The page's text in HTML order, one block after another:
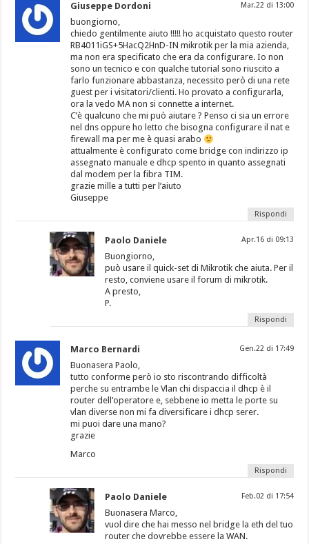
Giuseppe Dordoni Mar.22 di 13:00
buongiorno,
chiedo gentilmente aiuto !!!!! ho acquistato questo router
RB4011iGS+5HacQ2HnD-IN mikrotik per la mia azienda,
ma non era specificato che era da configurare. Io non
sono un tecnico e con qualche tutorial sono riuscito a
farlo funzionare abbastanza, necessito però di una rete
guest per i visitatori/clienti. Ho provato a configurarla,
ora la vedo MA non si connette a internet.
C’è qualcuno che mi può aiutare ? Penso ci sia un errore
nel dns oppure ho letto che bisogna configurare il nat e
firewall ma per me è quasi arabo
attualmente è configurato come bridge con indirizzo ip
assegnato manuale e dhcp spento in quanto assegnati
dal modem per la fibra TIM.
grazie mille a tutti per l’aiuto
Giuseppe
Rispondi
Paolo Daniele Apr.16 di 09:13
Buongiorno,
può usare il quick-set di Mikrotik che aiuta. Per il
resto, conviene usare il forum di mikrotik.
A presto,
P.
Rispondi
Marco Bernardi Gen.22 di 17:49
Buonasera Paolo,
tutto conforme però io sto riscontrando difficoltà
perche su entrambe le Vlan chi dispaccia il dhcp è il
router dell’operatore e, sebbene io metta le porte su
vlan diverse non mi fa diversificare i dhcp serer.
mi puoi dare una mano?
grazie
Marco
Rispondi
Paolo Daniele Feb.02 di 17:54
Buonasera Marco,
vuol dire che hai messo nel bridge la eth del tuo
router che dovrebbe essere la WAN.